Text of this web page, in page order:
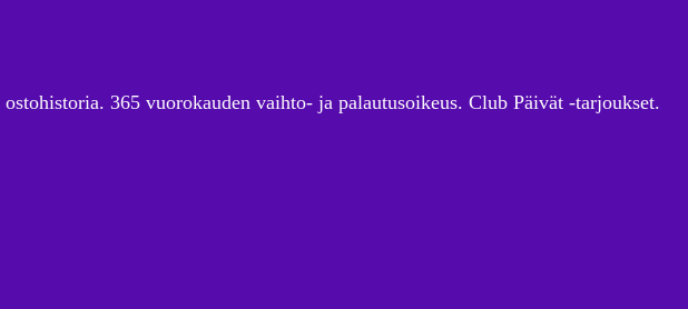
365 vuorokauden vaihto- ja palautusoikeus. Club Päivät -tarjoukset.